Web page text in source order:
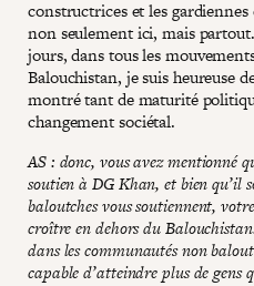
constructrices et les
non seulement ici, mais
jours, dans tous les
Balouchistan, je suis heureuse
montré tant de maturité
changement sociétal.
AS : donc, vous avez mentionné
soutien à DG Khan, et bien qu’il
baloutches vous soutiennent,
croître en dehors du
dans les communautés non
capable d’atteindre plus de gens